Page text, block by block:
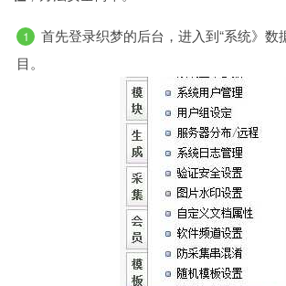
首先登录织梦的后台，进入到“系统》数
目。